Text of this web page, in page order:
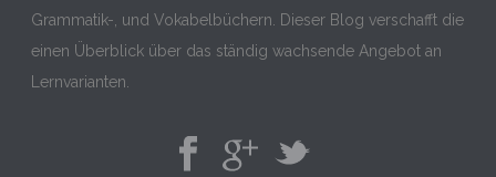
Grammatik-, und Vokabelbüchern. Dieser Blog verschafft die
einen Überblick über das ständig wachsende Angebot an
Lernvarianten.